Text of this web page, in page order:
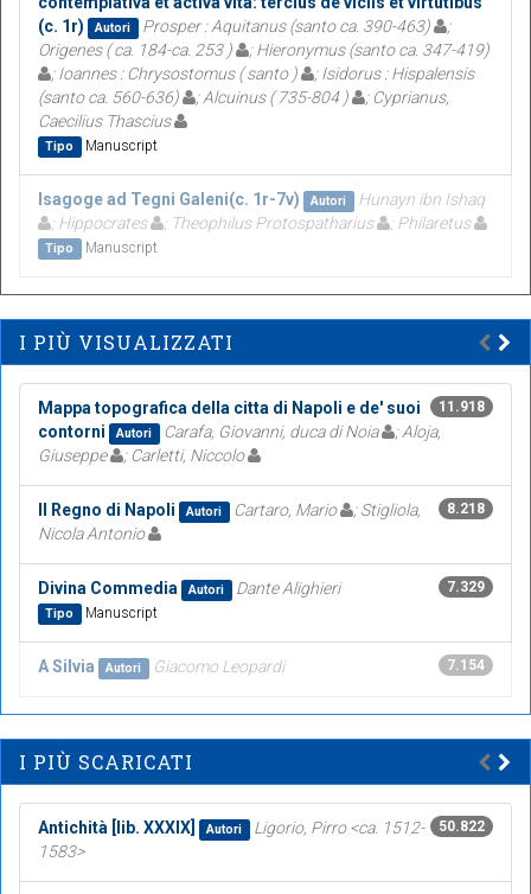
(c. 1r)
Autori Prosper : Aquitanus (santo ca. 390-463)
;
Origenes ( ca. 184-ca. 253 )
; Hieronymus (santo ca. 347-419)
; Ioannes : Chrysostomus ( santo )
; Isidorus : Hispalensis
(santo ca. 560-636)
; Alcuinus ( 735-804 )
; Cyprianus,
Caecilius Thascius
Tipo Manuscript
Isagoge ad Tegni Galeni(c. 1r-7v) Autori
Hunayn ibn Ishaq
; Hippocrates
; Theophilus Protospatharius ; Philaretus
Tipo Manuscript
I PIÙ VISUALIZZATI
11.918
Mappa topografica della citta di Napoli e de' suoi
contorni
Autori Carafa, Giovanni, duca di Noia
; Aloja,
Giuseppe
; Carletti, Niccolo
8.218
Il Regno di Napoli Autori Cartaro, Mario
; Stigliola,
Nicola Antonio
7.329
Divina Commedia Autori Dante Alighieri
Tipo Manuscript
7.154
A Silvia Autori Giacomo Leopardi
I PIÙ SCARICATI
50.822
Antichità [lib. XXXIX] Autori
Ligorio, Pirro <ca. 1512-
1583>